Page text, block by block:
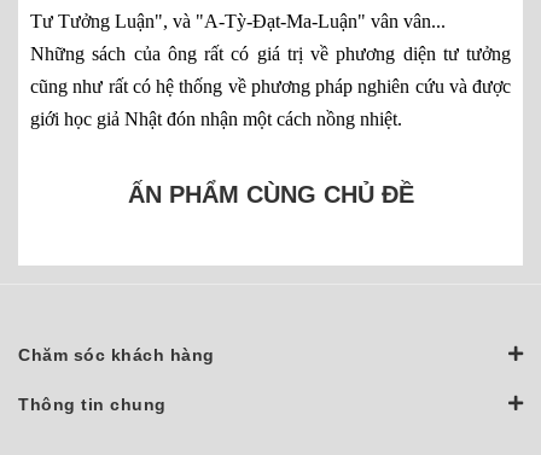
Tư Tưởng Luận", và "A-Tỳ-Đạt-Ma-Luận" vân vân...
Những sách của ông rất có giá trị về phương diện tư tưởng
cũng như rất có hệ thống về phương pháp nghiên cứu và được
giới học giả Nhật đón nhận một cách nồng nhiệt.
ẤN PHẨM CÙNG CHỦ ĐỀ
Chăm sóc khách hàng
Thông tin chung